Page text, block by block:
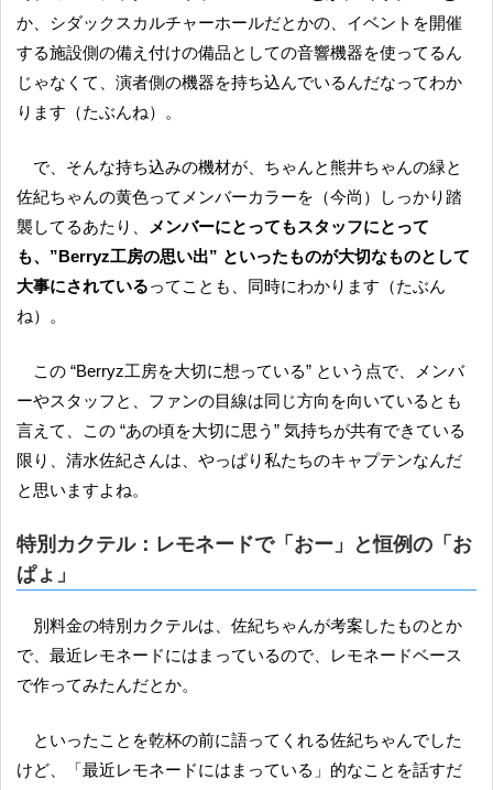
か、シダックスカルチャーホールだとかの、イベントを開催
する施設側の備え付けの備品としての音響機器を使ってるん
じゃなくて、演者側の機器を持ち込んでいるんだなってわか
ります（たぶんね）。
で、そんな持ち込みの機材が、ちゃんと熊井ちゃんの緑と
佐紀ちゃんの黄色ってメンバーカラーを（今尚）しっかり踏
襲してるあたり、
メンバーにとってもスタッフにとって
も、”Berryz工房の思い出” といったものが大切なものとして
大事にされているってことも、同時にわかります（たぶん
ね）。
この “Berryz工房を大切に想っている” という点で、メンバ
ーやスタッフと、ファンの目線は同じ方向を向いているとも
言えて、この “あの頃を大切に思う” 気持ちが共有できている
限り、清水佐紀さんは、やっぱり私たちのキャプテンなんだ
と思いますよね。
特別カクテル：レモネードで「おー」と恒例の「お
ぱょ」
別料金の特別カクテルは、佐紀ちゃんが考案したものとか
で、最近レモネードにはまっているので、レモネードベース
で作ってみたんだとか。
といったことを乾杯の前に語ってくれる佐紀ちゃんでした
けど、「最近レモネードにはまっている」的なことを話すだ